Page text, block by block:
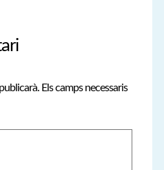
Els camps necessaris